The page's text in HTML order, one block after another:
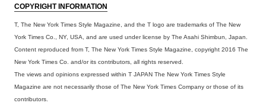
COPYRIGHT INFORMATION
T, The New York Times Style Magazine, and the T logo are trademarks of The New
York Times Co., NY, USA, and are used under license by The Asahi Shimbun, Japan.
Content reproduced from T, The New York Times Style Magazine, copyright 2016 The
New York Times Co. and/or its contributors, all rights reserved.
The views and opinions expressed within T JAPAN The New York Times Style
Magazine are not necessarily those of The New York Times Company or those of its
contributors.